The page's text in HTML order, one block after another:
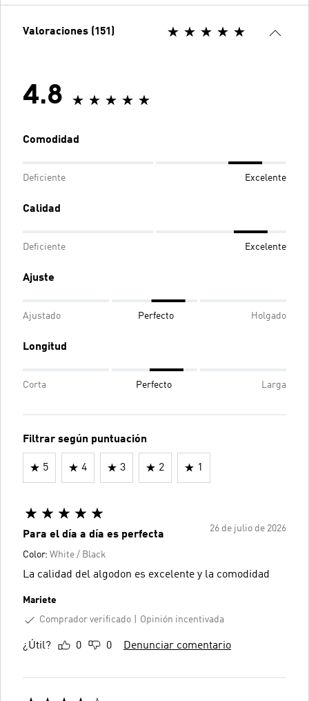
Valoraciones (151)
4.8
Comodidad
Deficiente Excelente
Calidad
Deficiente Excelente
Ajuste
Ajustado Perfecto Holgado
Longitud
Corta Perfecto Larga
Filtrar según puntuación
5 4 3 2 1
26 de julio de 2026
Para el día a día es perfecta
Color: White / Black
La calidad del algodon es excelente y la comodidad
Mariete
Comprador verificado
Opinión incentivada
¿Útil? 0 0 Denunciar comentario